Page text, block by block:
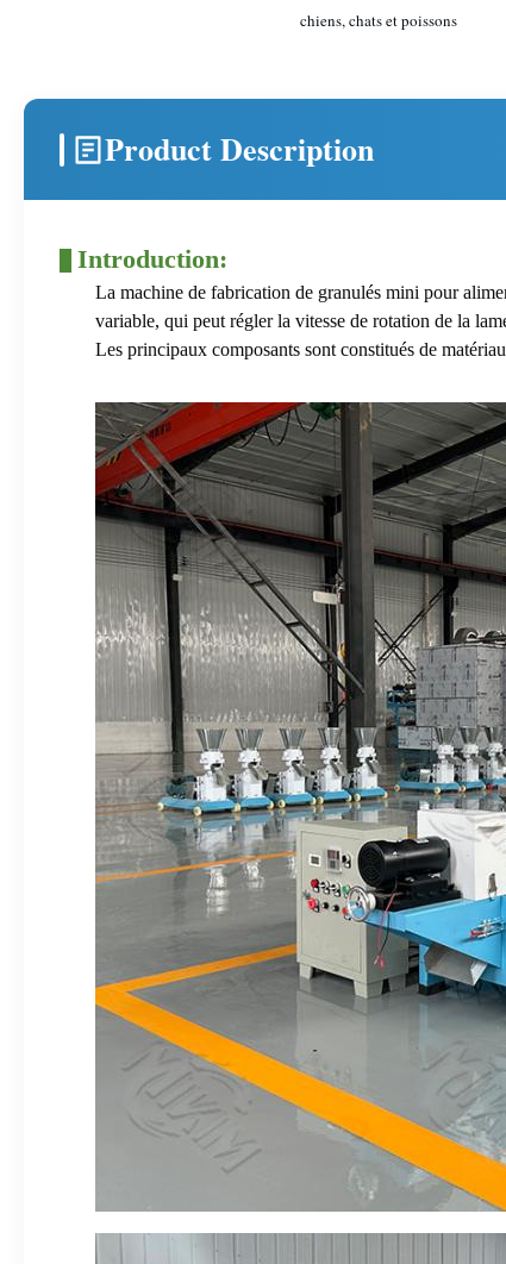
chiens, chats et poissons
Product Description
Introduction:
La machine de fabrication de granulés mini pour
variable, qui peut régler la vitesse de rotation de la
Les principaux composants sont constitués de